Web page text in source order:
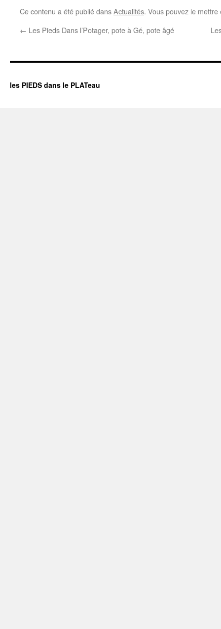
Ce contenu a été publié dansActualités. Vous pouvez le
← Les Pieds Dans l’Potager, pote à Gé, pote âgé
les PIEDS dans le PLATeau